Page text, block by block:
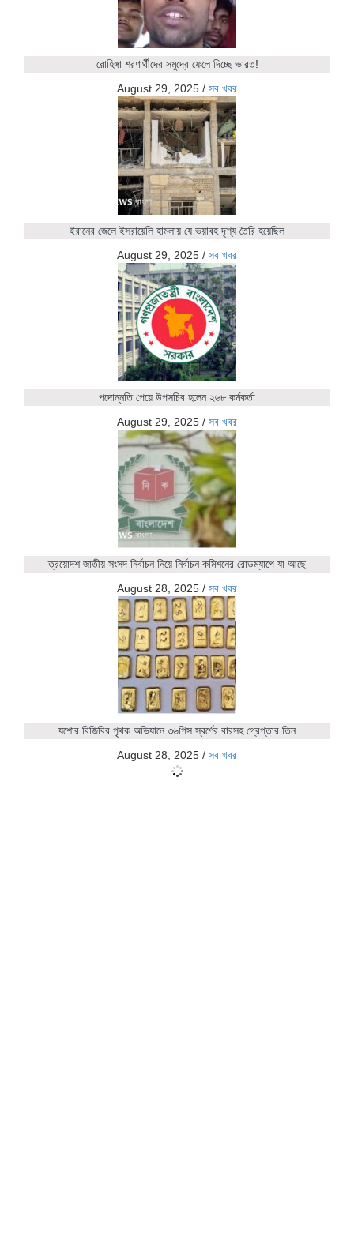
রোহিঙ্গা শরণার্থীদের সমুদ্রে ফেলে দিচ্ছে ভারত!
August 29, 2025 / সব খবর
ইরানের জেলে ইসরায়েলি হামলায় যে ভয়াবহ দৃশ্য তৈরি হয়েছিল
August 29, 2025 / সব খবর
পদোন্নতি পেয়ে উপসচিব হলেন ২৬৮ কর্মকর্তা
August 29, 2025 / সব খবর
ত্রয়োদশ জাতীয় সংসদ নির্বাচন নিয়ে নির্বাচন কমিশনের রোডম্যাপে যা আছে
August 28, 2025 / সব খবর
যশোর বিজিবির পৃথক অভিযানে ৩৬পিস স্বর্ণের বারসহ গ্রেপ্তার তিন
August 28, 2025 / সব খবর